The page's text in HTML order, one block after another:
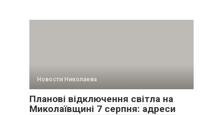
Новости Николаева
Планові відключення світла на
Миколаївщині 7 серпня: адреси